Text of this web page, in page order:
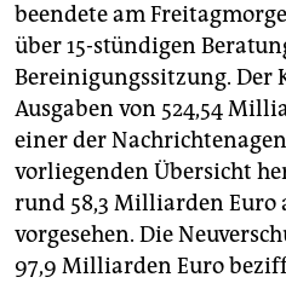
epaper login
beendete am
über 15-stündigen
Bereinigungssitzung. Der
Ausgaben von 524,54
einer der
vorliegenden Übersicht
rund 58,3 Milliarden Euro
vorgesehen. Die
97,9 Milliarden Euro